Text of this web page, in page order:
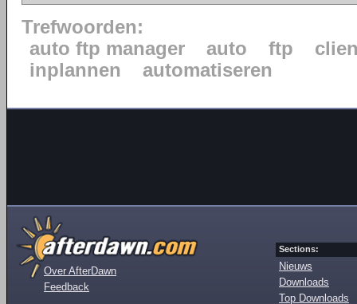
Trefwoorden:
auto ftp manager
auto ftp
inplannen
automatiseren
Over AfterDawn
Feedback
Sections:
Nieuws
Downloads
Top Downloads